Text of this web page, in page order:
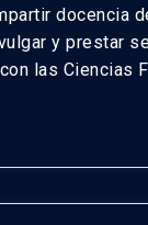
docencia
y prestar
las Ciencias